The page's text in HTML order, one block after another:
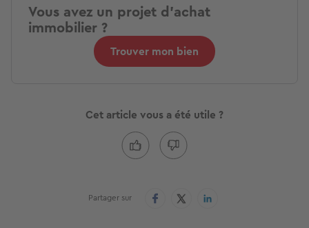
Vous avez un projet d'achat
immobilier ?
Trouver mon bien
Cet article vous a été utile ?
Partager sur